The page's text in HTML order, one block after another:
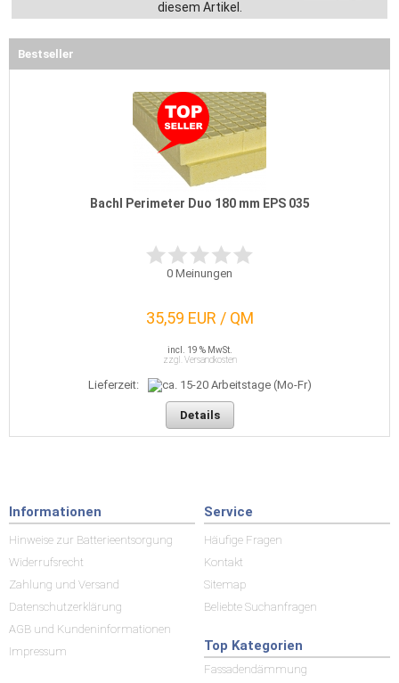
diesem Artikel.
Bestseller
Bachl Perimeter Duo 180 mm EPS 035
0 Meinungen
35,59 EUR / QM
incl. 19 % MwSt.
zzgl. Versandkosten
Lieferzeit:
Details
Informationen
Hinweise zur Batterieentsorgung
Widerrufsrecht
Zahlung und Versand
Datenschutzerklärung
AGB und Kundeninformationen
Impressum
Service
Häufige Fragen
Kontakt
Sitemap
Beliebte Suchanfragen
Top Kategorien
Fassadendämmung